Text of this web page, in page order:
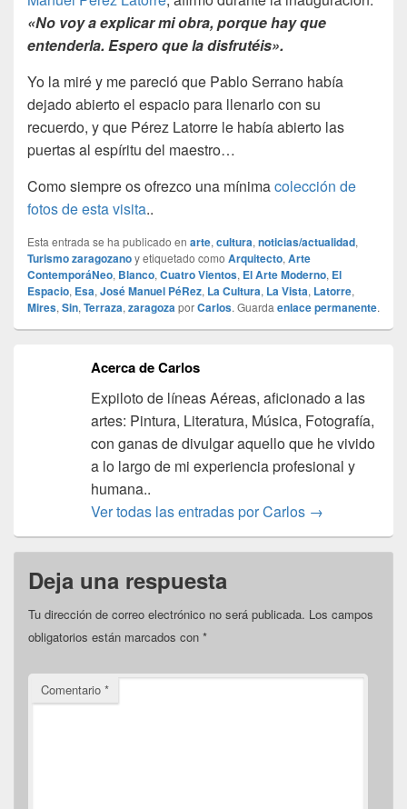
«No voy a explicar mi obra, porque hay que
entenderla. Espero que la disfrutéis».
Yo la miré y me pareció que Pablo Serrano había
dejado abierto el espacio para llenarlo con su
recuerdo, y que Pérez Latorre le había abierto las
puertas al espíritu del maestro…
Como siempre os ofrezco una mínimacolección de
fotos de esta visita..
Esta entrada se ha publicado en arte, cultura, noticias/actualidad,
Turismo zaragozanoy etiquetado como Arquitecto, Arte
ContemporáNeo, Blanco, Cuatro Vientos, El Arte Moderno, El
Espacio, Esa, José Manuel PéRez, La Cultura, La Vista, Latorre,
Mires, Sin, Terraza, zaragozaporCarlos. Guarda enlace permanente.
Acerca de Carlos
Expiloto de líneas Aéreas, aficionado a las
artes: Pintura, Literatura, Música, Fotografía,
con ganas de divulgar aquello que he vivido
a lo largo de mi experiencia profesional y
humana..
Ver todas las entradas por Carlos →
Deja una respuesta
Tu dirección de correo electrónico no será publicada. Los campos
obligatorios están marcados con *
Comentario *